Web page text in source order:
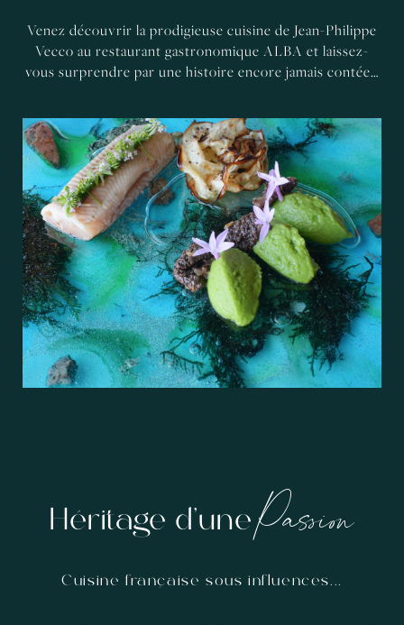
Venez découvrir la prodigieuse cuisine de Jean-Philippe
Vecco au restaurant gastronomique ALBA et laissez-
vous surprendre par une histoire encore jamais contée…
Héritage d'unePassion
Cuisine française sous influences...